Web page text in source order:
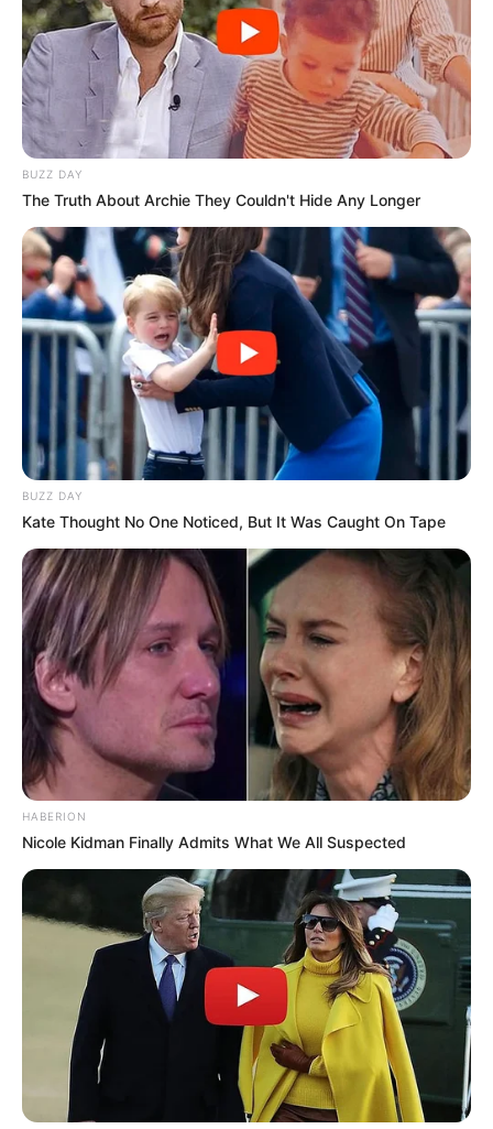
BUZZ DAY
The Truth About Archie They Couldn't Hide Any Longer
BUZZ DAY
Kate Thought No One Noticed, But It Was Caught On Tape
HABERION
Nicole Kidman Finally Admits What We All Suspected